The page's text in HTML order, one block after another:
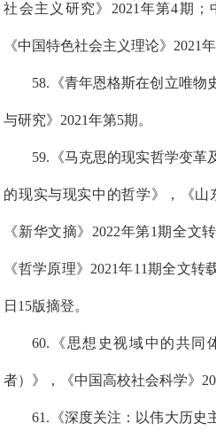
社会主义研究》2021年第4期 ；
《中国特色社会主义理论》2021
58. 《青年恩格斯在创立唯
与研究》2021年第5期。
59. 《马克思的现实哲学变
的现实与现实中的哲学》，《山
《新华文摘》2022年第1期全文
《哲学原理》2021年11期全文转
日15版摘登。
60. 《思想史视域中的共同
者）》，《中国高校社会科学》
61 . 《深度关注：以伟大历